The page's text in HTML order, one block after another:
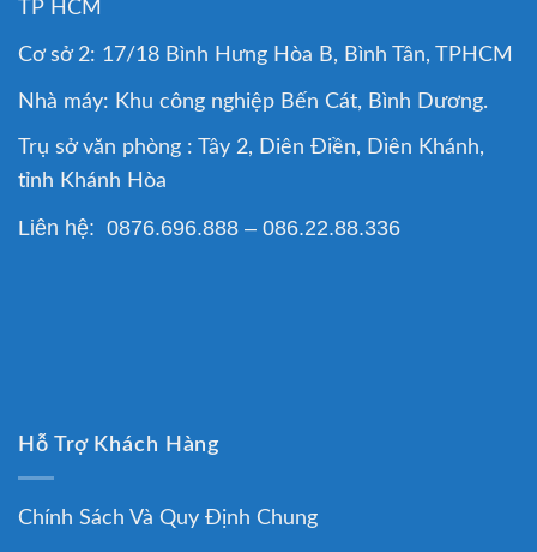
TP HCM
Cơ sở 2: 17/18 Bình Hưng Hòa B, Bình Tân, TPHCM
Nhà máy: Khu công nghiệp Bến Cát, Bình Dương.
Trụ sở văn phòng : Tây 2, Diên Điền, Diên Khánh,
tỉnh Khánh Hòa
Liên hệ: 0876.696.888 – 086.22.88.336
Hỗ Trợ Khách Hàng
Chính Sách Và Quy Định Chung